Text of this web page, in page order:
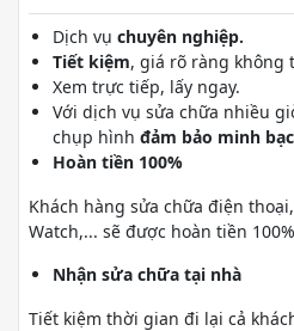
Dịch vụ chuyên nghiệp.
Tiết kiệm, giá rõ ràng không
Xem trực tiếp, lấy ngay.
Với dịch vụ sửa chữa nhiều
chụp hình đảm bảo minh
Hoàn tiền 100%
Khách hàng sửa chữa điện
Watch,... sẽ được hoàn tiền
Nhận sửa chữa tại nhà
Tiết kiệm thời gian đi lại cả